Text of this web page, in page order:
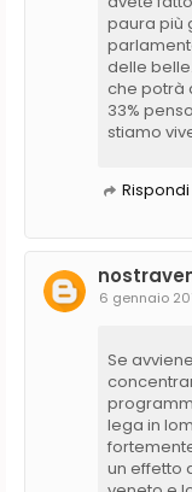
paura più
delle
che potrà
33%
stiamo
Rispondi
6 gennaio
Se
lega in
un effetto